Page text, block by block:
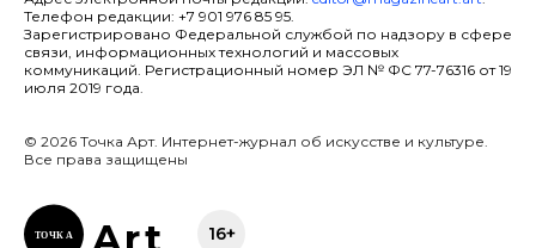
Телефон редакции: +7 901 976 85 95.
Зарегистрировано Федеральной службой по надзору в сфере
связи, информационных технологий и массовых
коммуникаций. Регистрационный номер ЭЛ № ФС 77-76316 от 19
июля 2019 года.
© 2026 Точка Арт. Интернет-журнал об искусстве и культуре.
Все права защищены
ТОЧК А Art 16+